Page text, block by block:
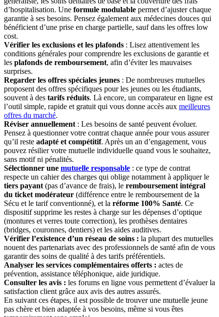
d’hospitalisation. Une formule modulable permet d’ajuster chaque
garantie à ses besoins. Pensez également aux médecines douces qui
bénéficient d’une prise en charge partielle, sauf dans les offres low
cost.
Vérifier les exclusions et les plafonds : Lisez attentivement les
conditions générales pour comprendre les exclusions de garantie et
les plafonds de remboursement, afin d’éviter les mauvaises
surprises.
Regarder les offres spéciales jeunes : De nombreuses mutuelles
proposent des offres spécifiques pour les jeunes ou les étudiants,
souvent à des tarifs réduits. Là encore, un comparateur en ligne est
l’outil simple, rapide et gratuit qui vous donne accès aux meilleures
offres du marché.
Réviser annuellement : Les besoins de santé peuvent évoluer.
Pensez à questionner votre contrat chaque année pour vous assurer
qu’il reste adapté et compétitif. Après un an d’engagement, vous
pouvez résilier votre mutuelle individuelle quand vous le souhaitez,
sans motif ni pénalités.
Sélectionner une mutuelle responsable : ce type de contrat
respecte un cahier des charges qui oblige notamment à appliquer le
tiers payant (pas d’avance de frais), le remboursement intégral
du ticket modérateur (différence entre le remboursement de la
Sécu et le tarif conventionné), et la réforme 100% Santé. Ce
dispositif supprime les restes à charge sur les dépenses d’optique
(montures et verres toute correction), les prothèses dentaires
(bridges, couronnes, dentiers) et les aides auditives.
Vérifier l’existence d’un réseau de soins : la plupart des mutuelles
nouent des partenariats avec des professionnels de santé afin de vous
garantir des soins de qualité à des tarifs préférentiels.
Analyser les services complémentaires offerts : actes de
prévention, assistance téléphonique, aide juridique.
Consulter les avis : les forums en ligne vous permettent d’évaluer la
satisfaction client grâce aux avis des autres assurés.
En suivant ces étapes, il est possible de trouver une mutuelle jeune
pas chère et bien adaptée à vos besoins, même si vous êtes